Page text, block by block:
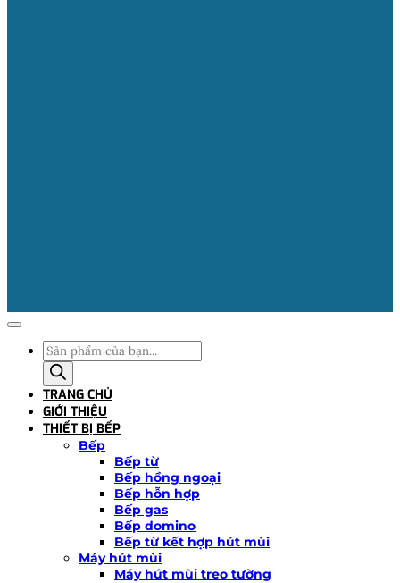
Tìm
kiếm
sản
phẩm
TRANG CHỦ
GIỚI THIỆU
THIẾT BỊ BẾP
Bếp
Bếp từ
Bếp hồng ngoại
Bếp hỗn hợp
Bếp gas
Bếp domino
Bếp từ kết hợp hút mùi
Máy hút mùi
Máy hút mùi treo tường